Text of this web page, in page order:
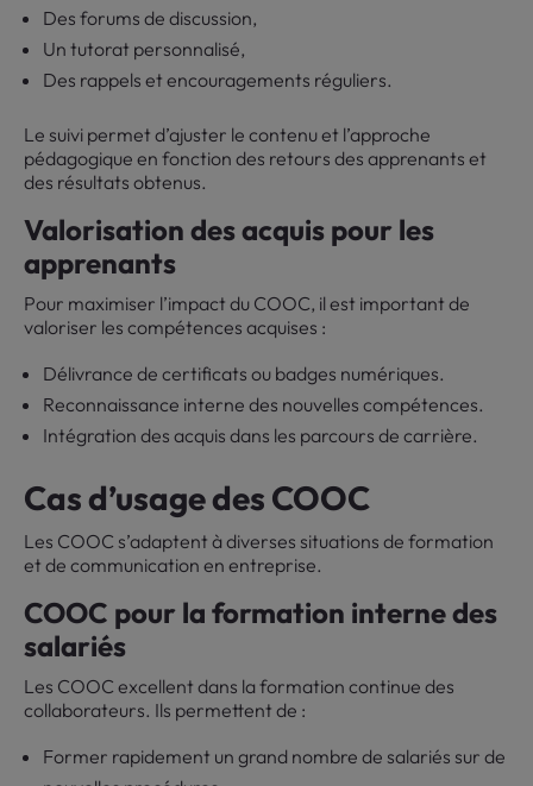
Des forums de discussion,
Un tutorat personnalisé,
Des rappels et encouragements réguliers.
Le suivi permet d’ajuster le contenu et l’approche
pédagogique en fonction des retours des apprenants et
des résultats obtenus.
Valorisation des acquis pour les
apprenants
Pour maximiser l’impact du COOC, il est important de
valoriser les compétences acquises :
Délivrance de certificats ou badges numériques.
Reconnaissance interne des nouvelles compétences.
Intégration des acquis dans les parcours de carrière.
Cas d’usage des COOC
Les COOC s’adaptent à diverses situations de formation
et de communication en entreprise.
COOC pour la formation interne des
salariés
Les COOC excellent dans la formation continue des
collaborateurs. Ils permettent de :
Former rapidement un grand nombre de salariés sur de